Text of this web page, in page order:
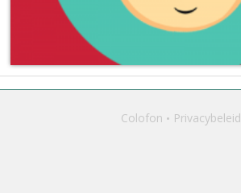
Colofon Privacybeleid